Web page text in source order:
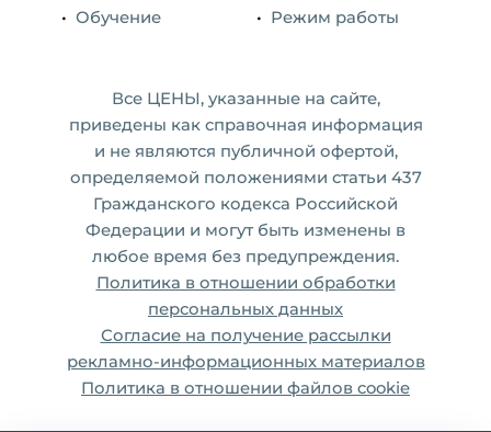
Обучение
Режим работы
Все ЦЕНЫ, указанные на сайте,
приведены как справочная информация
и не являются публичной офертой,
определяемой положениями статьи 437
Гражданского кодекса Российской
Федерации и могут быть изменены в
любое время без предупреждения.
Политика в отношении обработки
персональных данных
Согласие на получение рассылки
рекламно-информационных материалов
Политика в отношении файлов cookie